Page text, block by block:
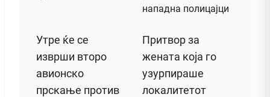
Утре ќе се
изврши второ
авионско
прскање против
Притвор за
жената која го
узурпираше
локалитетот